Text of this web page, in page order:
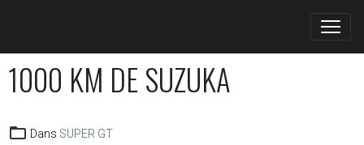
1000 KM DE SUZUKA
Dans SUPER GT